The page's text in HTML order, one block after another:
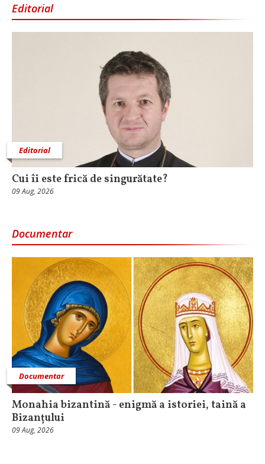
Editorial
Editorial
Cui îi este frică de singurătate?
09 Aug, 2026
Documentar
Documentar
Monahia bizantină - enigmă a istoriei, taină a
Bizanțului
09 Aug, 2026